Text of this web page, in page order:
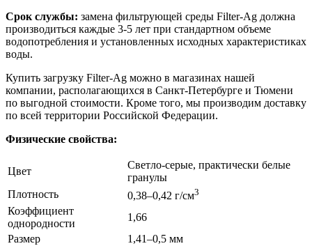
Срок службы: замена фильтрующей среды Filter-Ag должна
производиться каждые 3-5 лет при стандартном объеме
водопотребления и установленных исходных характеристиках
воды.
Купить загрузку Filter-Ag можно в магазинах нашей
компании, располагающихся в Санкт-Петербурге и Тюмени
по выгодной стоимости. Кроме того, мы производим доставку
по всей территории Российской Федерации.
Физические свойства:
Цвет
Светло-серые, практически белые
гранулы
Плотность
0,38–0,42 г/см3
Коэффициент
однородности
1,66
Размер
1,41–0,5 мм